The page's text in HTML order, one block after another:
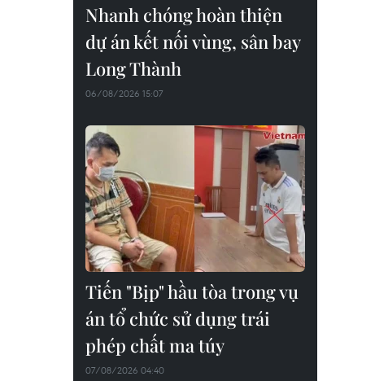
Nhanh chóng hoàn thiện
dự án kết nối vùng, sân bay
Long Thành
06/08/2026 15:07
Tiến "Bịp" hầu tòa trong vụ
án tổ chức sử dụng trái
phép chất ma túy
07/08/2026 04:40